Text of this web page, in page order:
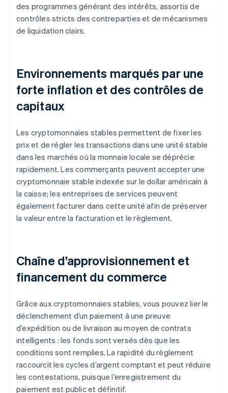
des programmes générant des intérêts, assortis de
contrôles stricts des contreparties et de mécanismes
de liquidation clairs.
Environnements marqués par une
forte inflation et des contrôles de
capitaux
Les cryptomonnaies stables permettent de fixer les
prix et de régler les transactions dans une unité stable
dans les marchés où la monnaie locale se déprécie
rapidement. Les commerçants peuvent accepter une
cryptomonnaie stable indexée sur le dollar américain à
la caisse; les entreprises de services peuvent
également facturer dans cette unité afin de préserver
la valeur entre la facturation et le règlement.
Chaîne d’approvisionnement et
financement du commerce
Grâce aux cryptomonnaies stables, vous pouvez lier le
déclenchement d’un paiement à une preuve
d’expédition ou de livraison au moyen de contrats
intelligents : les fonds sont versés dès que les
conditions sont remplies. La rapidité du règlement
raccourcit les cycles d’argent comptant et peut réduire
les contestations, puisque l’enregistrement du
paiement est public et définitif.